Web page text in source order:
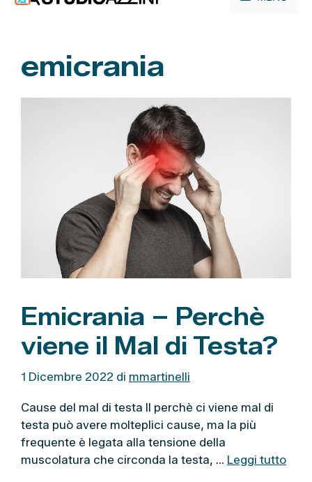
contenuto
emicrania
Emicrania – Perchè
viene il Mal di Testa?
1 Dicembre 2022 di mmartinelli
Cause del mal di testa Il perchè ci viene mal di
testa può avere molteplici cause, ma la più
frequente è legata alla tensione della
muscolatura che circonda la testa, … Leggi tutto